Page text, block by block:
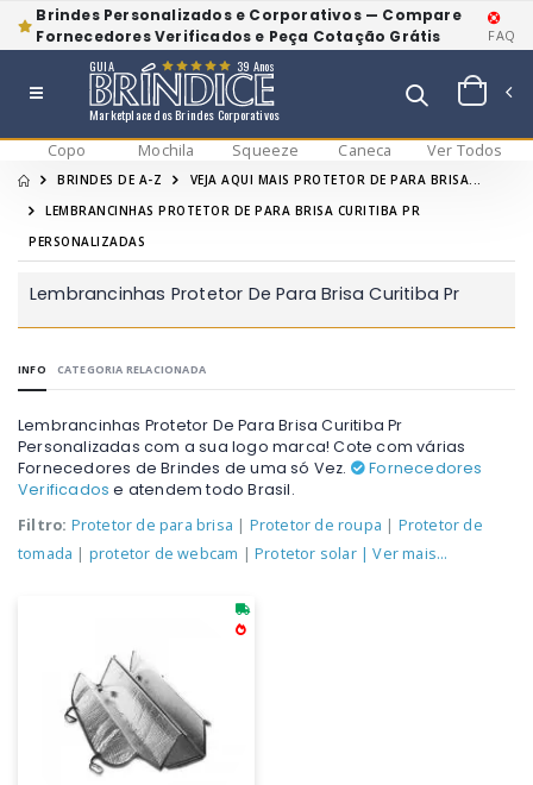
Brindes Personalizados e Corporativos — Compare
Fornecedores Verificados e Peça Cotação Grátis
FAQ
Marketplace dos Brindes Corporativos
GUIA 39 Anos
Copo Mochila Squeeze Caneca Ver Todos
BRINDES DE A-Z
VEJA AQUI MAIS PROTETOR DE PARA BRISA...
LEMBRANCINHAS PROTETOR DE PARA BRISA CURITIBA PR
PERSONALIZADAS
Lembrancinhas Protetor De Para Brisa Curitiba Pr
INFO CATEGORIA RELACIONADA
Lembrancinhas Protetor De Para Brisa Curitiba Pr
Personalizadas com a sua logo marca! Cote com várias
Fornecedores de Brindes de uma só Vez.
Fornecedores
Verificados e atendem todo Brasil.
Filtro: Protetor de para brisa | Protetor de roupa | Protetor de
tomada | protetor de webcam |Protetor solar | Ver mais...